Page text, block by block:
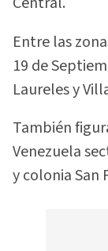
Entre las
19 de
Laureles y
También
Venezuela
y colonia San